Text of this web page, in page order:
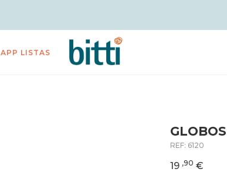
APP LISTAS
REF: 6120
19 ,90 €